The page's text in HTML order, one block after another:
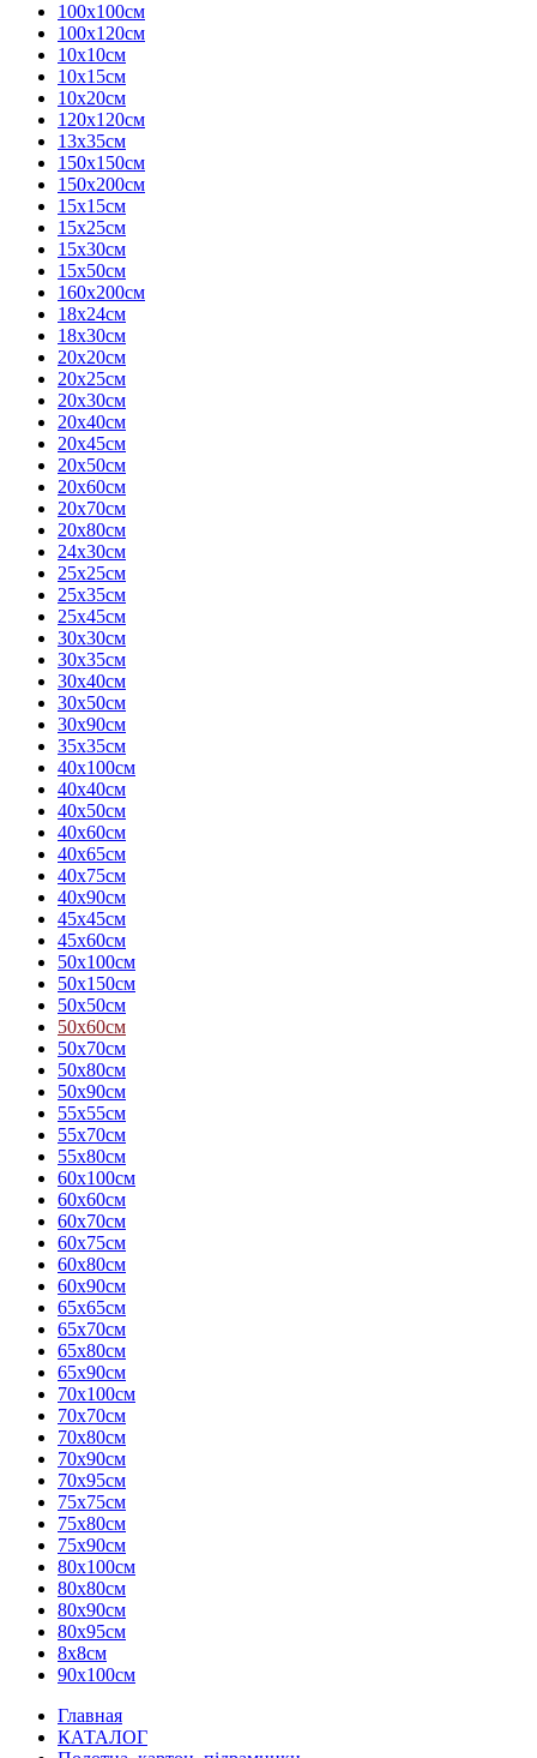
100х100см
100х120см
10х10см
10х15см
10х20см
120х120см
13х35см
150х150см
150х200см
15х15см
15х25см
15х30см
15х50см
160х200см
18х24см
18х30см
20х20см
20х25см
20х30см
20х40см
20х45см
20х50см
20х60см
20х70см
20х80см
24х30см
25х25см
25х35см
25х45см
30х30см
30х35см
30х40см
30х50см
30х90см
35х35см
40х100см
40х40см
40х50см
40х60см
40х65см
40х75см
40х90см
45х45см
45х60см
50х100см
50х150см
50х50см
50х60см
50х70см
50х80см
50х90см
55х55см
55х70см
55х80см
60х100см
60х60см
60х70см
60х75см
60х80см
60х90см
65х65см
65х70см
65х80см
65х90см
70х100см
70х70см
70х80см
70х90см
70х95см
75х75см
75х80см
75х90см
80х100см
80х80см
80х90см
80х95см
8х8см
90х100см
Главная
КАТАЛОГ